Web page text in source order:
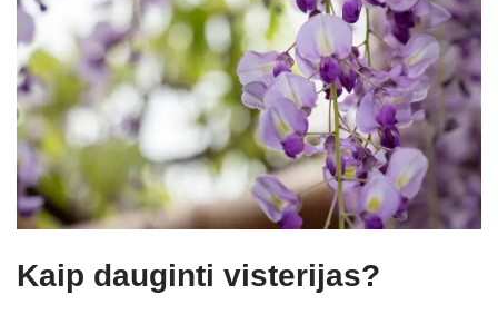
Kaip dauginti visterijas?